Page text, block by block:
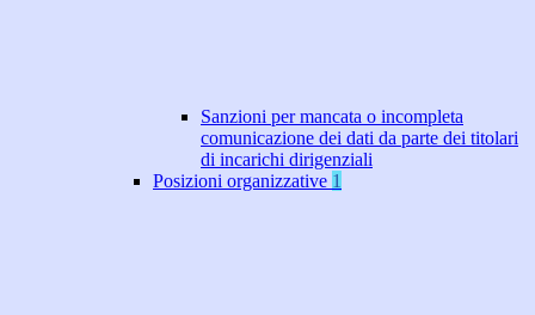
Sanzioni per mancata o incompleta
comunicazione dei dati da parte dei titolari
di incarichi dirigenziali
Posizioni organizzative 1